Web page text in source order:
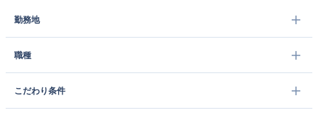
勤務地
職種
こだわり条件